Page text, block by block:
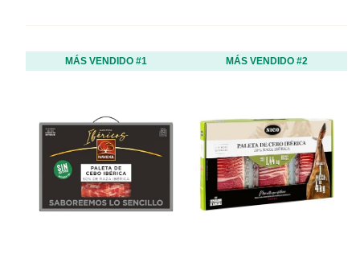
MÁS VENDIDO #1 MÁS VENDIDO #2